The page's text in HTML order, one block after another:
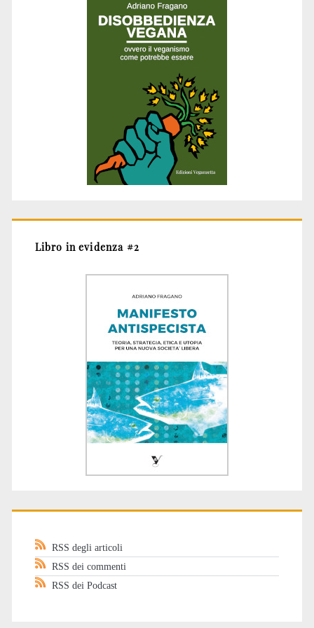
Libro in evidenza #2
RSS degli articoli
RSS dei commenti
RSS dei Podcast